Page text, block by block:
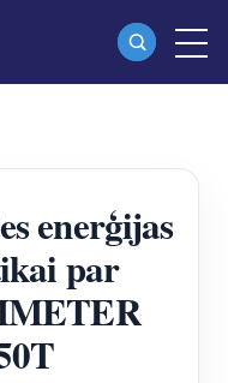
(WEM3080T)
(WEM3046T)
(WEM3050T)
enerģijas
par